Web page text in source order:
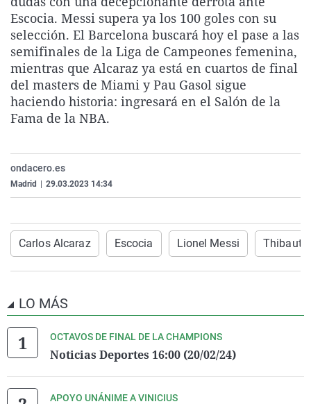
La rosa de los vientos
Gente viajera
Como el perro y el
Caso
Retornados
Equipo de
Operación Viuda
Extremadura
Galicia
La Rioja
Navarra
País Vasco
Virales
Televisión
Elecciones
Escocia. Messi supera ya los 100 goles con su
selección. El Barcelona buscará hoy el pase a las
semifinales de la Liga de Campeones femenina,
mientras que Alcaraz ya está en cuartos de final
del masters de Miami y Pau Gasol sigue
haciendo historia: ingresará en el Salón de la
Fama de la NBA.
ondacero.es
Madrid 29.03.2023 14:34
Carlos Alcaraz Escocia Lionel Messi Thibaut
LO MÁS
OCTAVOS DE FINAL DE LA CHAMPIONS
Noticias Deportes 16:00 (20/02/24)
APOYO UNÁNIME A VINICIUS